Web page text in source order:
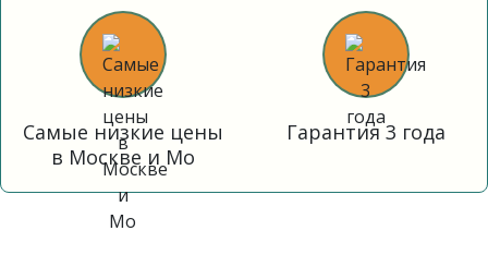
Самые низкие цены
в Москве и Мо
Гарантия 3 года